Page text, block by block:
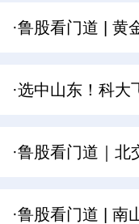
·鲁股看门道 | 黄
·选中山东！科
·鲁股看门道｜
·鲁股看门道 | 南